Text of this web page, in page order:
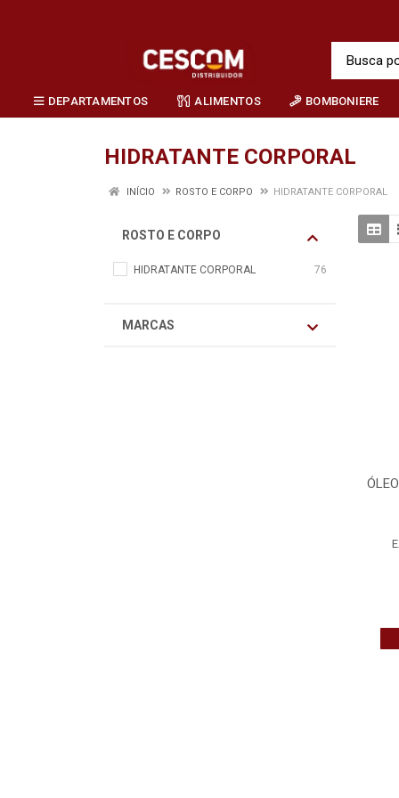
DEPARTAMENTOS ALIMENTOS BOMBONIERE
HIDRATANTE CORPORAL
INÍCIO ROSTO E CORPO HIDRATANTE CORPORAL
ROSTO E CORPO
HIDRATANTE CORPORAL 76
MARCAS